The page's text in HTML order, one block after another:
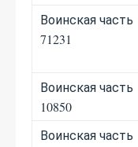
Воинская часть
71231
Воинская часть
10850
Воинская часть